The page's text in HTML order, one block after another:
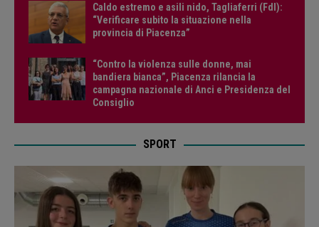
Caldo estremo e asili nido, Tagliaferri (FdI):
“Verificare subito la situazione nella
provincia di Piacenza”
“Contro la violenza sulle donne, mai
bandiera bianca”, Piacenza rilancia la
campagna nazionale di Anci e Presidenza del
Consiglio
SPORT